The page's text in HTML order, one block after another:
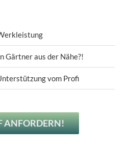
Gärtner aus der Nähe?!
vom Profi
ANFORDERN!